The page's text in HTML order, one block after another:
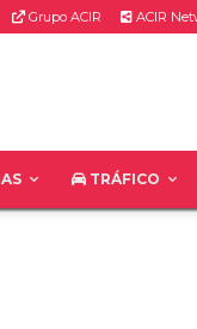
Grupo ACIR ACIR
TRÁFICO